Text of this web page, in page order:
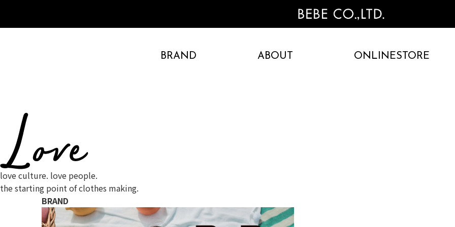
BRAND ABOUT ONLINESTORE
love culture. love people.
the starting point of clothes making.
BRAND